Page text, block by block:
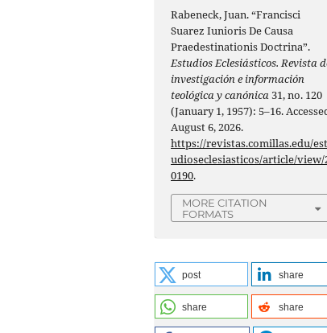
Rabeneck, Juan. “Francisci
Suarez Iunioris De Causa
Praedestinationis Doctrina”.
Estudios Eclesiásticos. Revista
investigación e información
teológica y canónica31, no. 120
(January 1, 1957): 5–16.
August 6, 2026.
https://revistas.comillas.edu/est
udioseclesiasticos/article/view/
0190.
MORE CITATION
FORMATS
post share
share share